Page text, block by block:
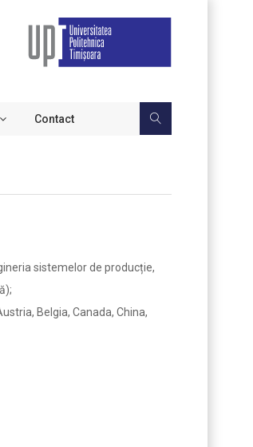
Contact
sistemelor de producție,
Belgia, Canada, China,